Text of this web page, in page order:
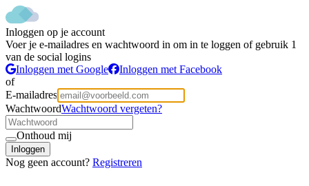
Inloggen op je account
Voer je e-mailadres en wachtwoord in om in te loggen of gebruik 1
van de social logins
Inloggen met Google
Inloggen met Facebook
of
E-mailadres
WachtwoordWachtwoord vergeten?
Onthoud mij
Inloggen
Nog geen account? Registreren